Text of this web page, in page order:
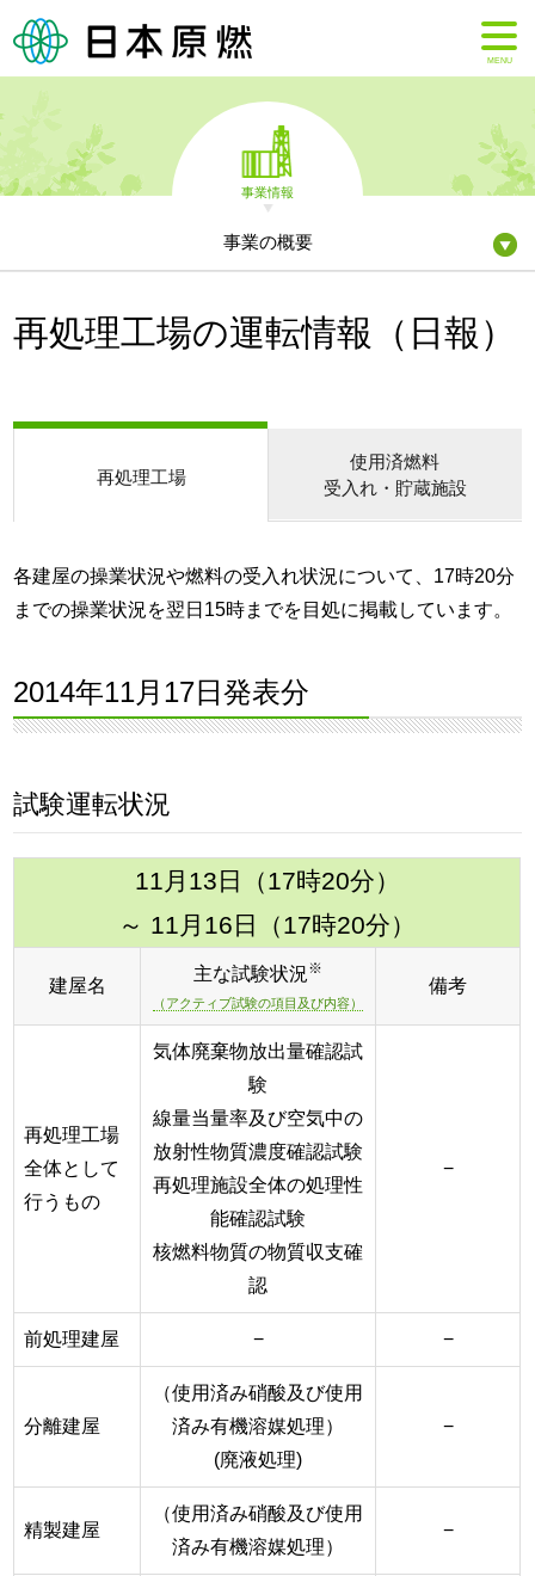
MENU
事業情報
事業の概要
再処理工場の運転情報（日報）
再処理工場
使用済燃料
受入れ・貯蔵施設
各建屋の操業状況や燃料の受入れ状況について、17時20分
までの操業状況を翌日15時までを目処に掲載しています。
2014年11月17日発表分
試験運転状況
11月13日（17時20分）
～ 11月16日（17時20分）
建屋名
主な試験状況※
（アクティブ試験の項目及び内容）
備考
再処理工場
全体として
行うもの
気体廃棄物放出量確認試
験
線量当量率及び空気中の
放射性物質濃度確認試験
再処理施設全体の処理性
能確認試験
核燃料物質の物質収支確
認
−
前処理建屋 − −
分離建屋
（使用済み硝酸及び使用
済み有機溶媒処理）
(廃液処理)
−
精製建屋
（使用済み硝酸及び使用
済み有機溶媒処理）
−